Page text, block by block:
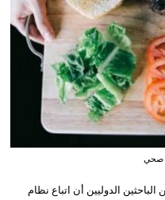
صحي
الدوليين أن اتباع نظام